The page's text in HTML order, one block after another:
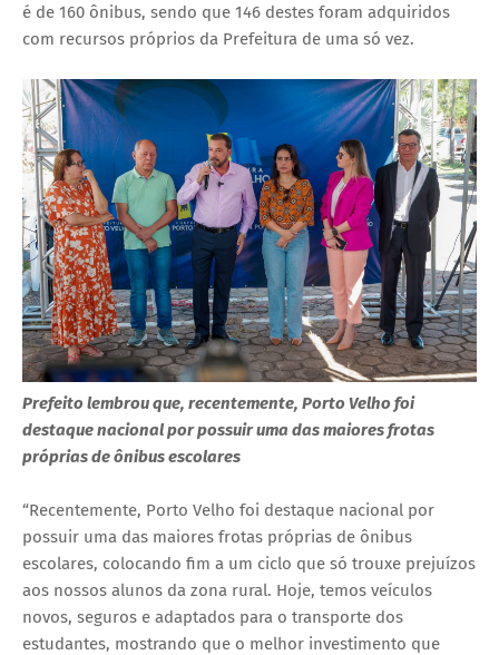
é de 160 ônibus, sendo que 146 destes foram adquiridos
com recursos próprios da Prefeitura de uma só vez.
Prefeito lembrou que, recentemente, Porto Velho foi
destaque nacional por possuir uma das maiores frotas
próprias de ônibus escolares
“Recentemente, Porto Velho foi destaque nacional por
possuir uma das maiores frotas próprias de ônibus
escolares, colocando fim a um ciclo que só trouxe prejuízos
aos nossos alunos da zona rural. Hoje, temos veículos
novos, seguros e adaptados para o transporte dos
estudantes, mostrando que o melhor investimento que